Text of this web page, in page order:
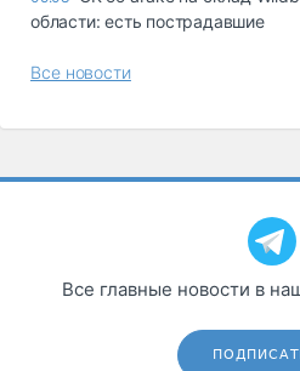
области: есть пострадавшие
Все новости
Все главные новости в